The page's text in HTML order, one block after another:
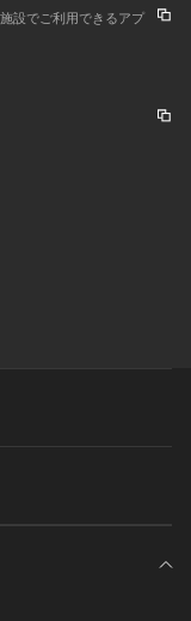
設でご利用できるアプ